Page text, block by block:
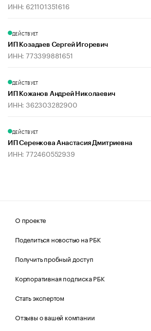
ИНН: 621101351616
ДЕЙСТВУЕТ
ИП Козадаев Сергей Игоревич
ИНН: 773399881651
ДЕЙСТВУЕТ
ИП Кожанов Андрей Николаевич
ИНН: 362303282900
ДЕЙСТВУЕТ
ИП Серенкова Анастасия Дмитриевна
ИНН: 772460552939
О проекте
Поделиться новостью на РБК
Получить пробный доступ
Корпоративная подписка РБК
Стать экспертом
Отзывы о вашей компании